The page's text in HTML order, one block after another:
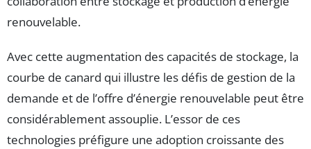
renouvelable.
Avec cette augmentation des capacités de stockage, la
courbe de canard qui illustre les défis de gestion de la
demande et de l’offre d’énergie renouvelable peut être
considérablement assouplie. L’essor de ces
technologies préfigure une adoption croissante des